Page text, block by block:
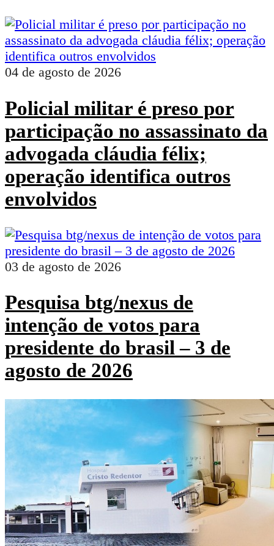
04 de agosto de 2026
Policial militar é preso por
participação no assassinato da
advogada cláudia félix;
operação identifica outros
envolvidos
03 de agosto de 2026
Pesquisa btg/nexus de
intenção de votos para
presidente do brasil – 3 de
agosto de 2026